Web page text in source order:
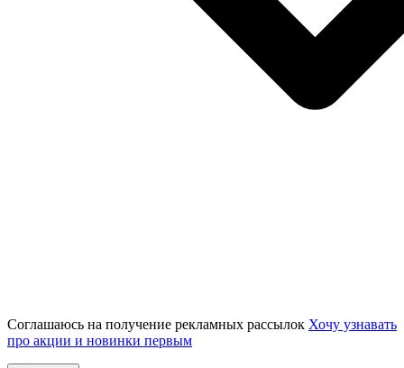
Соглашаюсь на получение рекламных рассылок Хочу узнавать
про акции и новинки первым